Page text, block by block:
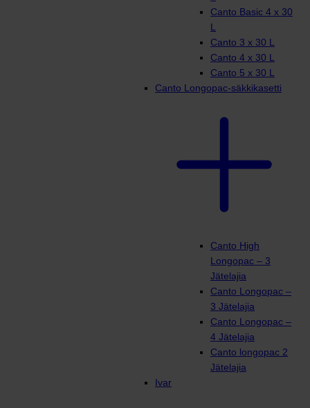
Canto Basic 4 x 30
L
Canto 3 x 30 L
Canto 4 x 30 L
Canto 5 x 30 L
Canto Longopac-säkkikasetti
Canto High
Longopac – 3
Jätelajia
Canto Longopac –
3 Jätelajia
Canto Longopac –
4 Jätelajia
Canto longopac 2
Jätelajia
Ivar